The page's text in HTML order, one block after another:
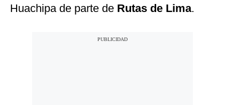
Huachipa de parte de Rutas de Lima.